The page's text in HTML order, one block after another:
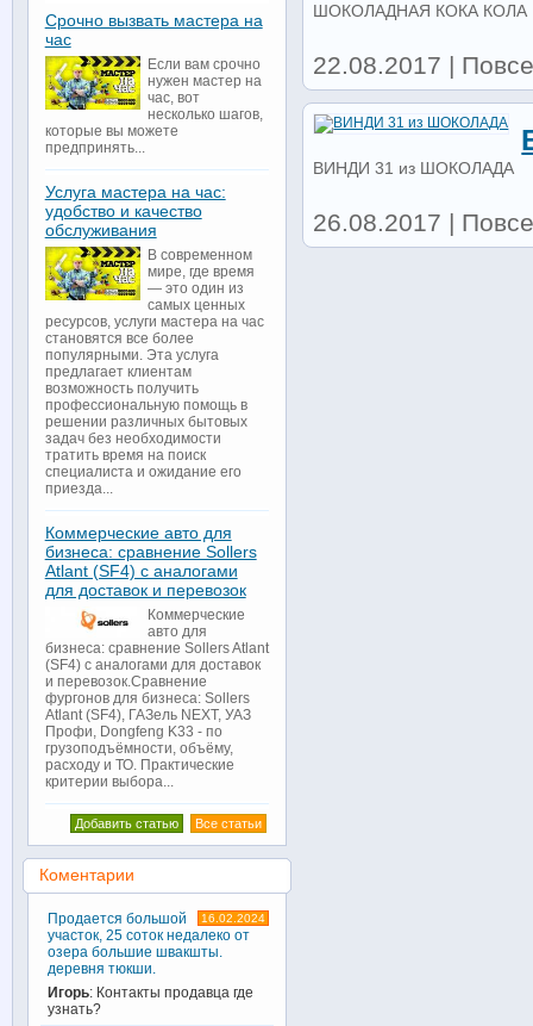
ШОКОЛАДНАЯ КОКА
22.08.2017 |
ВИНДИ 31 из ШОКОЛАДА
26.08.2017 |
Срочно вызвать мастера на
час
Если вам срочно
нужен мастер на
час, вот
несколько шагов,
которые вы можете
предпринять...
Услуга мастера на час:
удобство и качество
обслуживания
В современном
мире, где время
— это один из
самых ценных
ресурсов, услуги мастера на час
становятся все более
популярными. Эта услуга
предлагает клиентам
возможность получить
профессиональную помощь в
решении различных бытовых
задач без необходимости
тратить время на поиск
специалиста и ожидание его
приезда...
Коммерческие авто для
бизнеса: сравнение Sollers
Atlant (SF4) с аналогами
для доставок и перевозок
Коммерческие
авто для
бизнеса: сравнение Sollers Atlant
(SF4) с аналогами для доставок
и перевозок.Сравнение
фургонов для бизнеса: Sollers
Atlant (SF4), ГАЗель NEXT, УАЗ
Профи, Dongfeng K33 - по
грузоподъёмности, объёму,
расходу и ТО. Практические
критерии выбора...
Все статьи
Добавить статью
Коментарии
16.02.2024
Продается большой
участок, 25 соток недалеко от
озера большие швакшты.
деревня тюкши.
Игорь: Контакты продавца где
узнать?